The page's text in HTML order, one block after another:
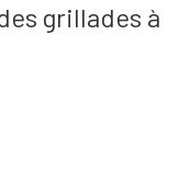
grillades à